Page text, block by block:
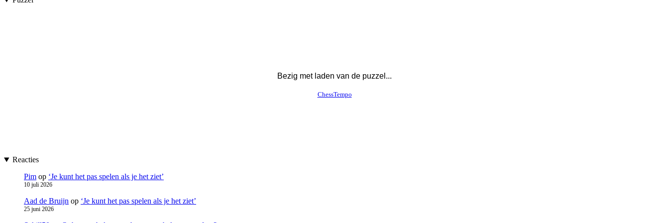
Reacties
Pim op ‘Je kunt het pas spelen als je het ziet’
10 juli 2026
Aad de Bruijn op ‘Je kunt het pas spelen als je het ziet’
25 juni 2026